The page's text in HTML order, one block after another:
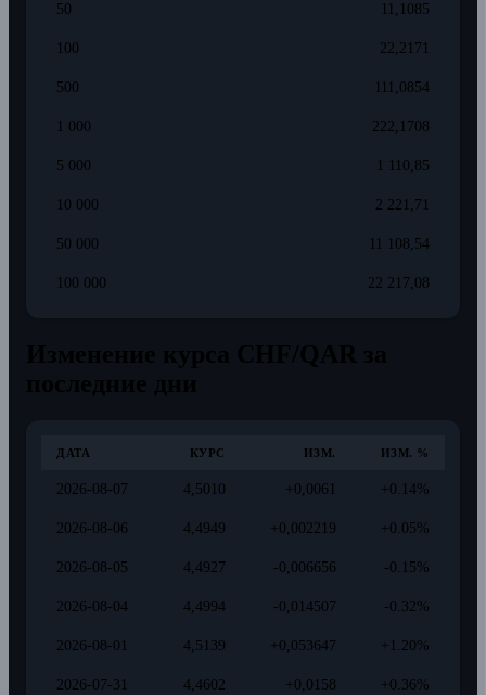
50 11,1085
100 22,2171
500 111,0854
1 000 222,1708
5 000 1 110,85
10 000 2 221,71
50 000 11 108,54
100 000 22 217,08
ДАТА КУРС ИЗМ. ИЗМ. %
2026-08-07 4,5010 +0,0061 +0.14%
2026-08-06 4,4949 +0,002219 +0.05%
2026-08-05 4,4927 -0,006656 -0.15%
2026-08-04 4,4994 -0,014507 -0.32%
2026-08-01 4,5139 +0,053647 +1.20%
2026-07-31 4,4602 +0,0158 +0.36%